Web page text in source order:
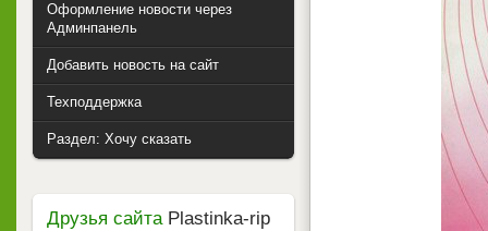
Оформление новости через
Админпанель
Добавить новость на сайт
Техподдержка
Раздел: Хочу сказать
Друзья сайтаPlastinka-rip